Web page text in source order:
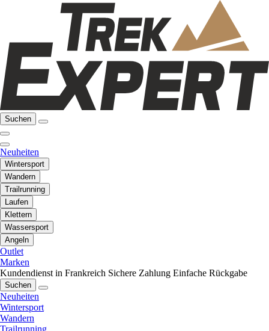
Suchen
Neuheiten
Wintersport
Wandern
Trailrunning
Laufen
Klettern
Wassersport
Angeln
Outlet
Marken
Kundendienst in Frankreich Sichere Zahlung Einfache Rückgabe
Suchen
Neuheiten
Wintersport
Wandern
Trailrunning